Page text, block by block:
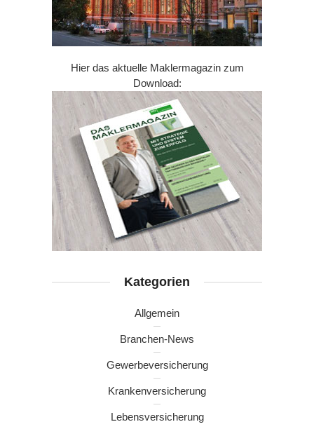
Hier das aktuelle Maklermagazin zum
Download:
Kategorien
Allgemein
Branchen-News
Gewerbeversicherung
Krankenversicherung
Lebensversicherung